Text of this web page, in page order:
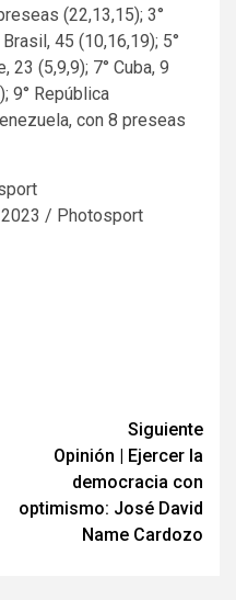
(22,13,15); 3°
45 (10,16,19); 5°
23 (5,9,9); 7° Cuba, 9
9° República
con 8 preseas
/ Photosport
Siguiente
Opinión | Ejercer la
democracia con
optimismo: José David
Name Cardozo